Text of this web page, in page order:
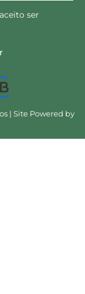
ser
| Site Powered by